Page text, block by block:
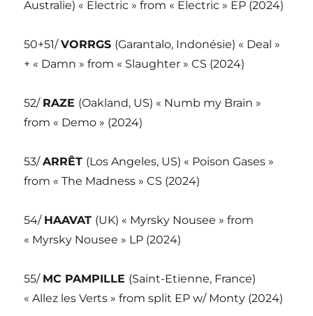
Australie) « Electric » from « Electric » EP (2024)
50+51/VORRGS (Garantalo, Indonésie) « Deal »
+ « Damn » from « Slaughter » CS (2024)
52/ RAZE (Oakland, US) « Numb my Brain »
from « Demo » (2024)
53/ARRÊT (Los Angeles, US) « Poison Gases »
from « The Madness » CS (2024)
54/ HAAVAT (UK) « Myrsky Nousee » from
« Myrsky Nousee » LP (2024)
55/ MC PAMPILLE (Saint-Etienne, France)
« Allez les Verts » from split EP w/ Monty (2024)